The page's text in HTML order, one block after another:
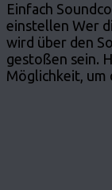
Einfach
einstellen Wer
wird über den
gestoßen sein.
Möglichkeit, um